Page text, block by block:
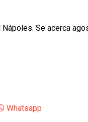
Se acerca
Whatsapp